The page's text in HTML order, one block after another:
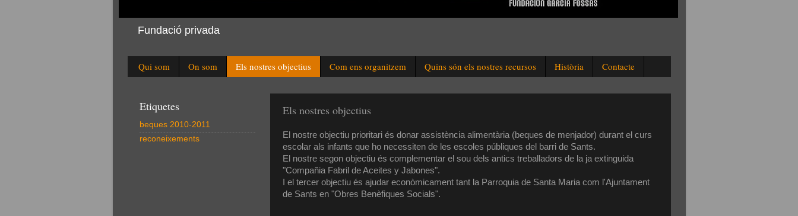
Fundació privada
Qui som On som Els nostres objectius Com ens organitzem Quins són els nostres recursos Història Contacte
Els nostres objectius
El nostreobjectiu prioritari és donar assistència alimentària (beques de menjador) durant el curs
escolar als infants que ho necessiten de les escoles públiques del barri de Sants.
El nostresegon objectiu és complementar el sou dels antics treballadors de la ja extinguida
"Compañia Fabril de Aceites y Jabones".
I el tercer objectiués ajudar econòmicament tantla Parroquia de Santa Maria com l 'Ajuntament
de Sants en "Obres Benèfiques Socials".
Etiquetes
beques 2010-2011
reconeixements